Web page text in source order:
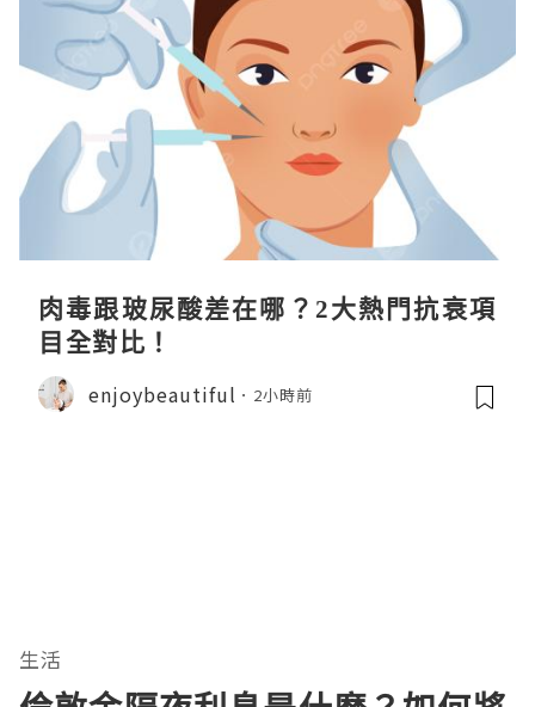
肉毒跟玻尿酸差在哪？2大熱門抗衰項
目全對比！
enjoybeautiful 2小時前
生活